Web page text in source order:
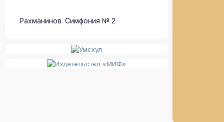
Рахманинов. Симфония № 2